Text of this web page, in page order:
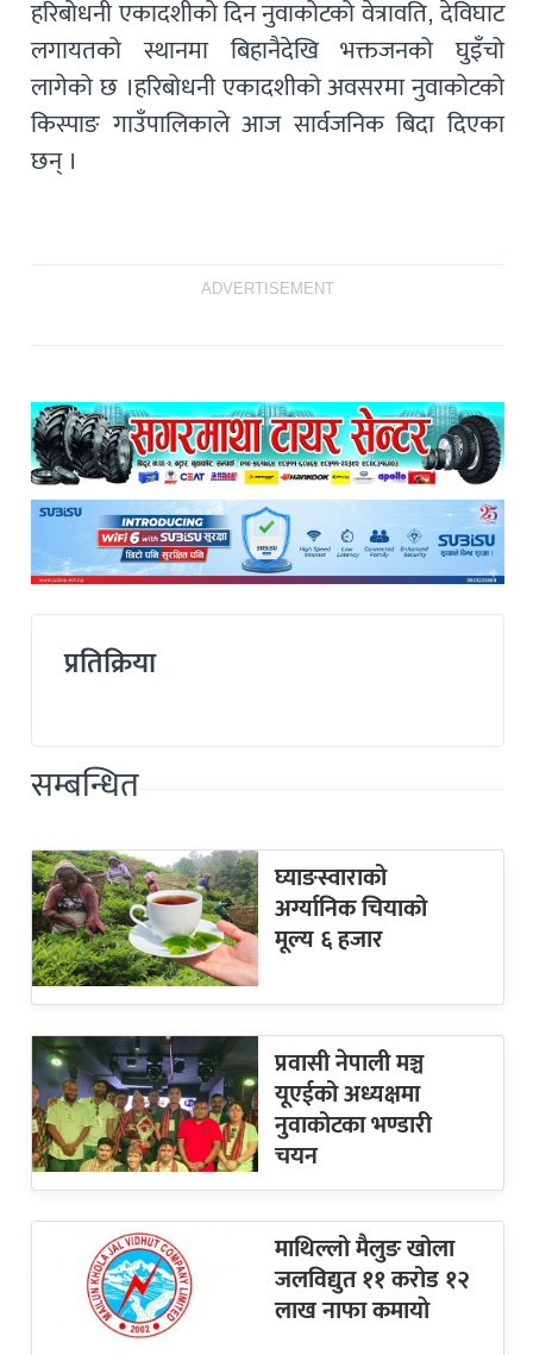
हरिबोधनी एकादशीको दिन नुवाकोटको वेत्रावति, देविघाट
लगायतको स्थानमा बिहानैदेखि भक्तजनको घुइँचो
लागेको छ ।हरिबोधनी एकादशीको अवसरमा नुवाकोटको
किस्पाङ गाउँपालिकाले आज सार्वजनिक बिदा दिएका
छन् ।
ADVERTISEMENT
प्रतिक्रिया
सम्बन्धित
घ्याङस्वाराको
अर्ग्यानिक चियाको
मूल्य ६ हजार
प्रवासी नेपाली मञ्च
यूएईको अध्यक्षमा
नुवाकोटका भण्डारी
चयन
माथिल्लो मैलुङ खोला
जलविद्युत ११ करोड १२
लाख नाफा कमायाे